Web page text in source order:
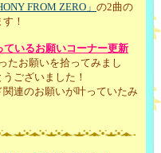
FROM ZERO」 の2曲の
！
ているお願いコーナー更新
たお願いを拾ってみまし
ございました！
関連のお願いが叶っていたみ